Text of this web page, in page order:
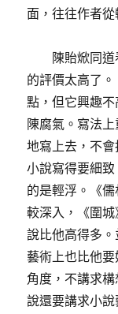
面，往往作者從
陳貽焮同
的評價太高了
點，但它興趣
陳腐氣。寫法
地寫上去，不
小說寫得要細
的是輕浮。《
較深入，《圍
說比他高得多
藝術上也比他
角度，不講求
說還要講求小